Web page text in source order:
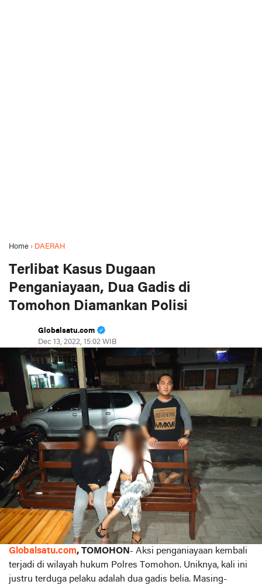
Home › DAERAH
Terlibat Kasus Dugaan
Penganiayaan, Dua Gadis di
Tomohon Diamankan Polisi
Globalsatu.com
Dec 13, 2022, 15:02 WIB
Globalsatu.com, TOMOHON - Aksi penganiayaan kembali
terjadi di wilayah hukum Polres Tomohon. Uniknya, kali ini
justru terduga pelaku adalah dua gadis belia. Masing-